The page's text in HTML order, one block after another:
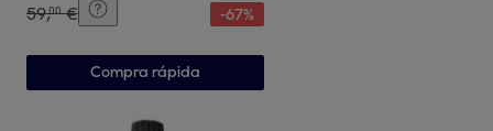
59,00 € -67%
Compra rápida